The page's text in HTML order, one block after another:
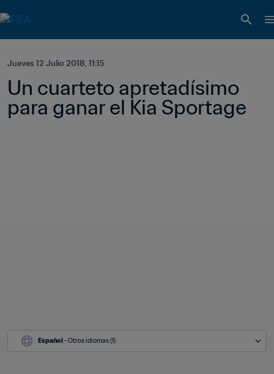
Jueves 12 Julio 2018, 11:15
Un cuarteto apretadísimo
para ganar el Kia Sportage
Español - Otros idiomas (1)